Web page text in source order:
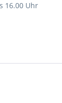
16.00 Uhr